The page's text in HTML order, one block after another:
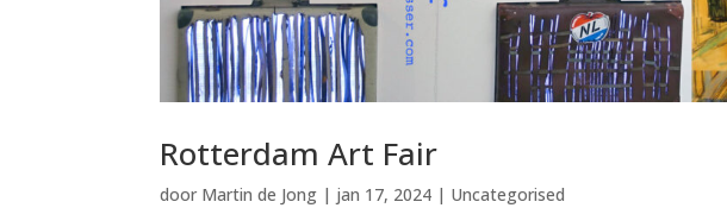
Rotterdam Art Fair
door Martin de Jong | jan 17, 2024 | Uncategorised